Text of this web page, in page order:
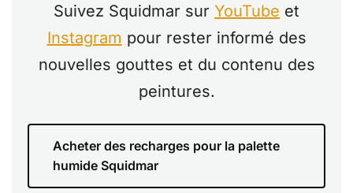
Suivez Squidmar sur YouTube et
Instagram pour rester informé des
nouvelles gouttes et du contenu des
peintures.
Acheter des recharges pour la palette
humide Squidmar